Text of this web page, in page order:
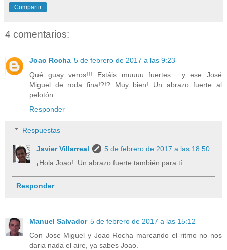
Compartir
4 comentarios:
Joao Rocha 5 de febrero de 2017 a las 9:23
Qué guay veros!!! Estáis muuuu fuertes... y ese José
Miguel de roda fina!?!? Muy bien! Un abrazo fuerte al
pelotón.
Responder
Respuestas
Javier Villarreal
5 de febrero de 2017 a las 18:50
¡Hola Joao!. Un abrazo fuerte también para tí.
Responder
Manuel Salvador 5 de febrero de 2017 a las 15:12
Con Jose Miguel y Joao Rocha marcando el ritmo no nos
daria nada el aire, ya sabes Joao.